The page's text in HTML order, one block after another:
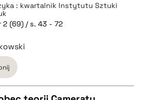
: kwartalnik Instytutu Sztuki
2 (69) / s. 43 - 72